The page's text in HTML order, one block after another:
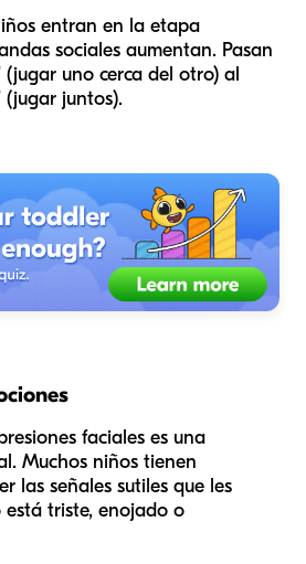
entran en la etapa
sociales aumentan. Pasan
uno cerca del otro) al
(jugar juntos).
faciales es una
Muchos niños tienen
las señales sutiles que les
triste, enojado o